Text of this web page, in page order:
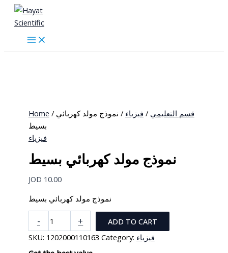
Skip
content
Home / قسم التعليمي / فيزياء / نموذج مولد كهربائي
بسيط
فيزياء
نموذج مولد كهربائي بسيط
JOD 10.00
نموذج مولد كهربائي بسيط
-
مولد
كهربائي
+
ADD TO CART
SKU: 1202000110163 Category: فيزياء